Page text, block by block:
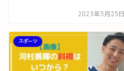
2023年5月25日
スポーツ